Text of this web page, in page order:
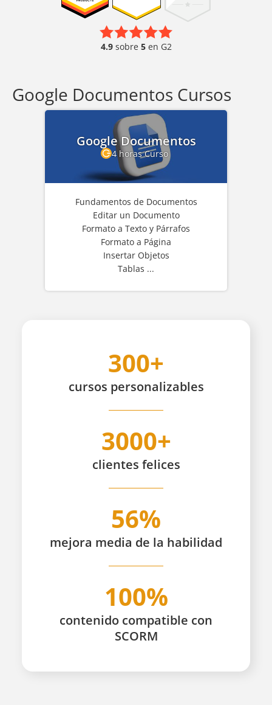
4.9sobre 5en G2
Google Documentos Cursos
Google Documentos
4 horas Curso
Fundamentos de Documentos
Editar un Documento
Formato a Texto y Párrafos
Formato a Página
Insertar Objetos
Tablas ...
300+
cursos personalizables
3000+
clientes felices
56%
mejora media de la habilidad
100%
contenido compatible con
SCORM